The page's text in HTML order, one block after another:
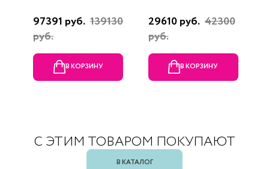
97391 руб. 139130
руб.
В КОРЗИНУ
29610 руб. 42300
руб.
В КОРЗИНУ
С ЭТИМ ТОВАРОМ ПОКУПАЮТ
В КАТАЛОГ